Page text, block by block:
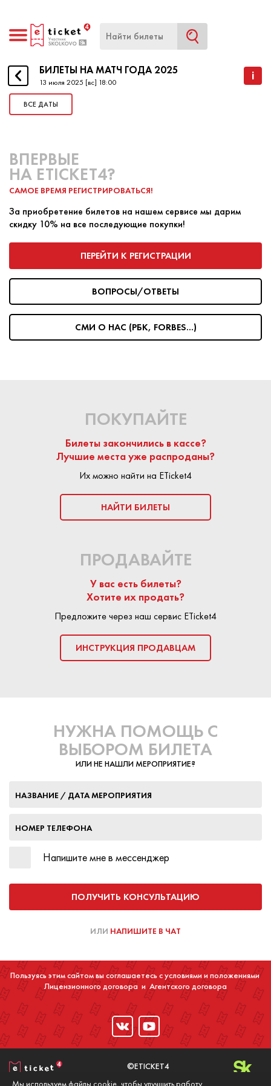
БИЛЕТЫ НА МАТЧ ГОДА 2025
НАЧАЛО
МАТЧ ГОДА 2025: все лучшие российские звезды
НХЛ и КХЛ устроят шоу в Москве
Место встречи: ЦСКА Арена, 13 июля.
ПРОДАЖА БИЛЕТА
На сайте Eticket4 частные продавцы и билетные агенства
размещают предложения по продаже билетов.Любая
сделка является безопасной:площадка Eticket4
выступает гарантом подлинности билета. Средства
БИЛЕТЫ НА МАТЧ ГОДА 2025
13 июля 2025 [вс] 18:00 i
ВСЕ ДАТЫ
ВПЕРВЫЕ
НА ETICKET4?
САМОЕ ВРЕМЯ РЕГИСТРИРОВАТЬСЯ!
За приобретение билетов на нашем сервисе мы дарим
скидку 10% на все последующие покупки!
ПЕРЕЙТИ К РЕГИСТРАЦИИ
ВОПРОСЫ/ОТВЕТЫ
СМИ О НАС (РБК, FORBES...)
ПОКУПАЙТЕ
Билеты закончились в кассе?
Лучшие места уже распроданы?
Их можно найти на ETicket4
НАЙТИ БИЛЕТЫ
ПРОДАВАЙТЕ
У вас есть билеты?
Хотите их продать?
Предложите через наш сервис ETicket4
ИНСТРУКЦИЯ ПРОДАВЦАМ
НУЖНА ПОМОЩЬ С
ВЫБОРОМ БИЛЕТА
ИЛИ НЕ НАШЛИ МЕРОПРИЯТИЕ?
НАЗВАНИЕ / ДАТА МЕРОПРИЯТИЯ
НОМЕР ТЕЛЕФОНА
Напишите мне в мессенджер
ПОЛУЧИТЬ КОНСУЛЬТАЦИЮ
ИЛИ НАПИШИТЕ В ЧАТ
Пользуясь этим сайтом вы соглашаетесь с условиями и положениями
Лицензионного договора иАгентского договора
©ETICKET4
Мы используем файлы cookie, чтобы улучшить работу